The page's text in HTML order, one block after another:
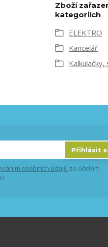
Zboží
kategoriích
ELEKTRO
Kancelář
Kalkulačky,
Přihlásit
osobních údajů za účelem